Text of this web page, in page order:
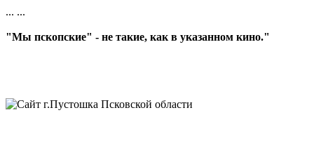
... ...
"Мы пскопские" - не такие, как в указанном кино."